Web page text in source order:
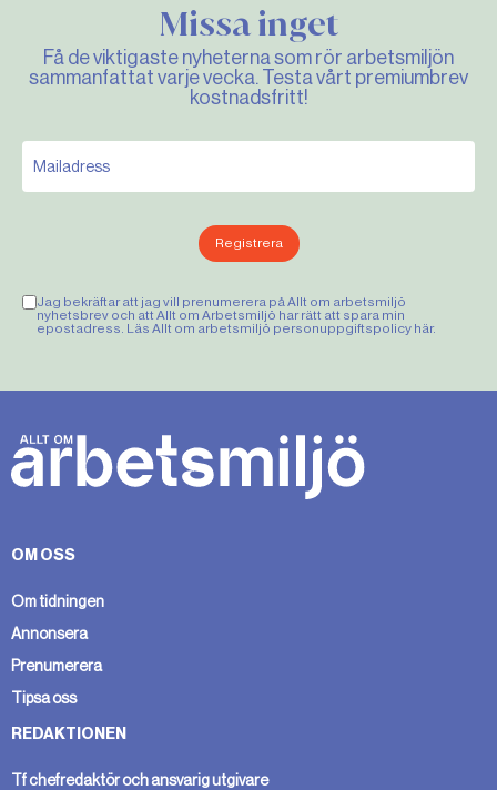
Missa inget
Få de viktigaste nyheterna som rör arbetsmiljön
sammanfattat varje vecka. Testa vårt premiumbrev
kostnadsfritt!
Registrera
Jag bekräftar att jag vill prenumerera på Allt om arbetsmiljö
nyhetsbrev och att Allt om Arbetsmiljö har rätt att spara min
epostadress. Läs Allt om arbetsmiljö personuppgiftspolicy här.
OM OSS
Om tidningen
Annonsera
Prenumerera
Tipsa oss
REDAKTIONEN
Tf chefredaktör och ansvarig utgivare